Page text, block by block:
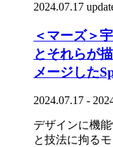
2024.07.17
＜マーズ＞
とそれらが
メージした
2024.07.17 -
デザインに機
と技法に拘る